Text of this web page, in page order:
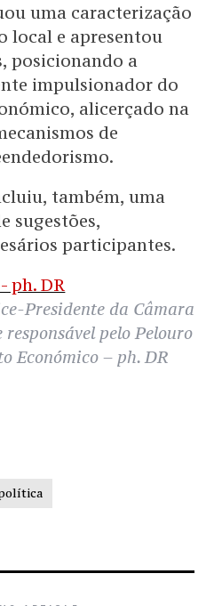
uma caracterização
local e apresentou
posicionando a
impulsionador do
alicerçado na
de
também, uma
sugestões,
participantes.
Presidente da Câmara
pelo Pelouro
Económico – ph. DR